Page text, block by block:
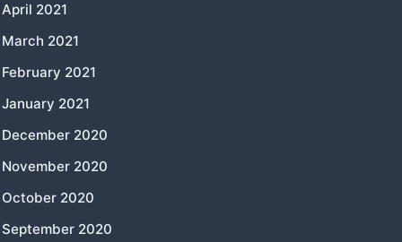
April 2021
March 2021
February 2021
January 2021
December 2020
November 2020
October 2020
September 2020